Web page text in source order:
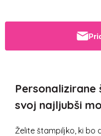
svoj najljubši
Želite štampiljko, ki bo